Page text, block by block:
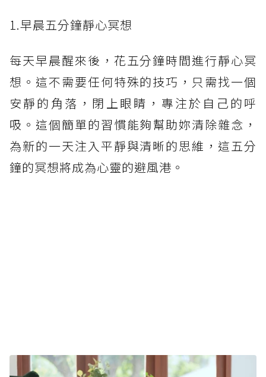
1.早晨五分鐘靜心冥想
每天早晨醒來後，花五分鐘時間進行靜心冥
想。這不需要任何特殊的技巧，只需找一個
安靜的角落，閉上眼睛，專注於自己的呼
吸。這個簡單的習慣能夠幫助妳清除雜念，
為新的一天注入平靜與清晰的思維，這五分
鐘的冥想將成為心靈的避風港。